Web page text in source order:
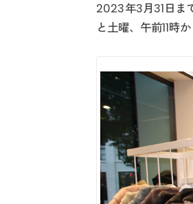
2023年3月31日ま
と土曜、午前11時